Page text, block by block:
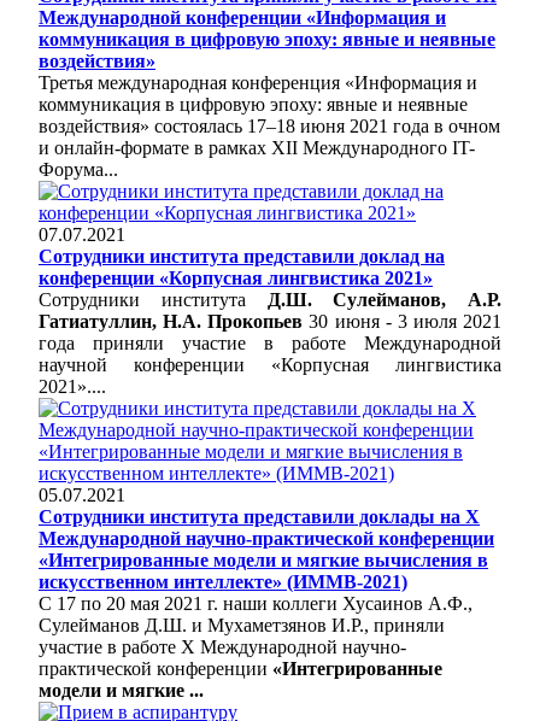
Международной конференции «Информация и
коммуникация в цифровую эпоху: явные и неявные
воздействия»
Третья международная конференция «Информация и
коммуникация в цифровую эпоху: явные и неявные
воздействия» состоялась 17–18 июня 2021 года в очном
и онлайн-формате в рамках XII Международного IT-
Форума...
07.07.2021
Сотрудники института представили доклад на
конференции «Корпусная лингвистика 2021»
Сотрудники института
Д.Ш. Сулейманов, А.Р.
Гатиатуллин, Н.А. Прокопьев 30 июня - 3 июля 2021
года приняли участие в работе Международной
научной конференции «Корпусная лингвистика
2021»....
05.07.2021
Сотрудники института представили доклады на X
Международной научно-практической конференции
«Интегрированные модели и мягкие вычисления в
искусственном интеллекте» (ИММВ-2021)
С 17 по 20 мая 2021 г. наши коллеги Хусаинов А.Ф.,
Сулейманов Д.Ш. и Мухаметзянов И.Р., приняли
участие в работе X Международной научно-
практической конференции «Интегрированные
модели и мягкие ...